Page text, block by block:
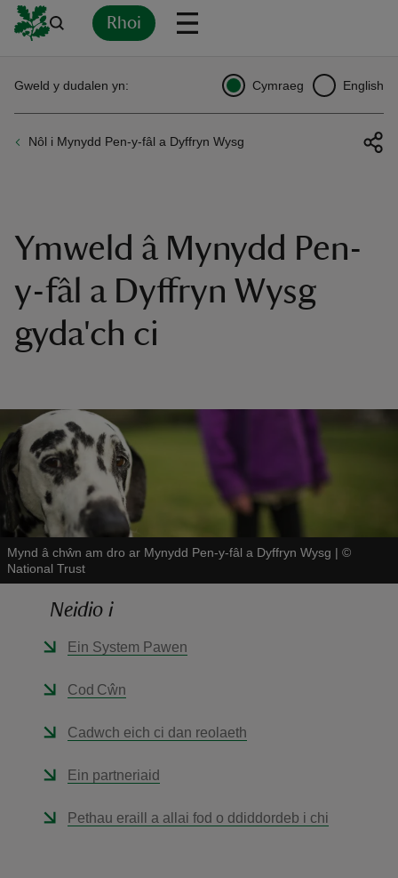
Rhoi
Nôl i Mynydd Pen-y-fâl a Dyffryn Wysg
Gweld y dudalen yn: Cymraeg English
Ymweld â Mynydd Pen-
y-fâl a Dyffryn Wysg
gyda'ch ci
Mynd â chŵn am dro ar Mynydd Pen-y-fâl a Dyffryn Wysg | ©
National Trust
Neidio i
Ein System Pawen
Cod Cŵn
Cadwch eich ci dan reolaeth
Ein partneriaid
Pethau eraill a allai fod o ddiddordeb i chi